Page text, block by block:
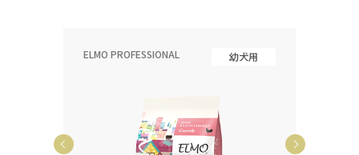
ELMO PROFESSIONAL 幼犬用